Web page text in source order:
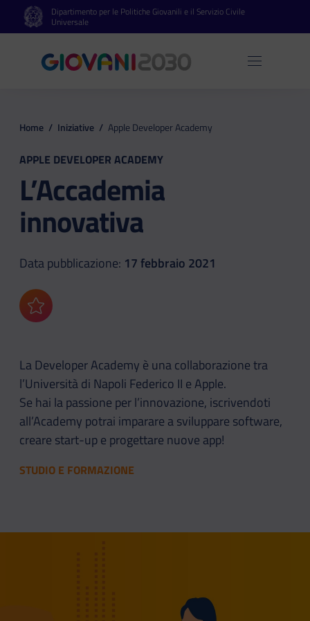
Vai al contenuto principale
Vai al footerDipartimento per le Politiche Giovanili e il Servizio Civile
Universale
Apri
Home / Iniziative / Apple Developer Academy
APPLE DEVELOPER ACADEMY
L’Accademia
innovativa
Data pubblicazione: 17 febbraio 2021
Aggiungi ai preferiti
La Developer Academy è una collaborazione tra
l’Università di Napoli Federico II e Apple.
Se hai la passione per l’innovazione, iscrivendoti
all’Academy potrai imparare a sviluppare software,
creare start-up e progettare nuove app!
STUDIO E FORMAZIONE